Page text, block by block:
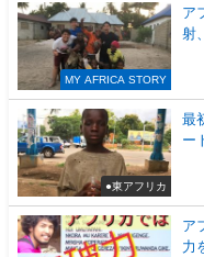
MY AFRICA STORY
ア
射
●東アフリカ
最
ー
ア
力